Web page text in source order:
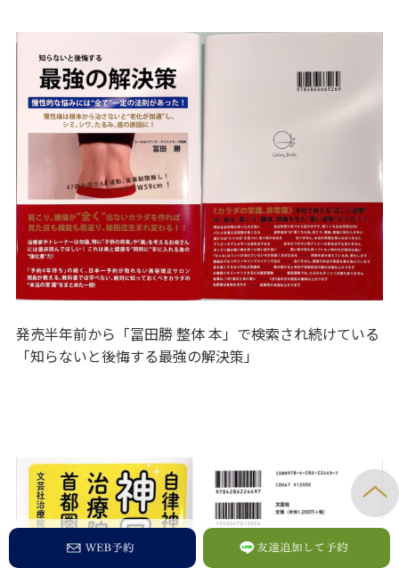
発売半年前から「冨田勝 整体 本」で検索され続けている
「知らないと後悔する最強の解決策」